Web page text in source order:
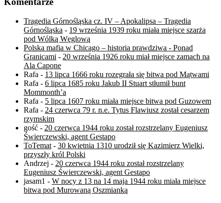
Tragedia Górnośląska cz. IV – Apokalipsa – Tragedia
Górnośląska - 19 września 1939 roku miała miejsce szarża
pod Wólką Węglową
Polska mafia w Chicago – historia prawdziwa - Ponad
Granicami - 20 września 1926 roku miał miejsce zamach na
Ala Capone
Rafa - 13 lipca 1666 roku rozegrała się bitwa pod Mątwami
Rafa - 6 lipca 1685 roku Jakub II Stuart stłumił bunt
Mommonth’a
Rafa - 5 lipca 1607 roku miała miejsce bitwa pod Guzowem
Rafa - 24 czerwca 79 r. n.e. Tytus Flawiusz został cesarzem
rzymskim
gość - 20 czerwca 1944 roku został rozstrzelany Eugeniusz
Świerczewski, agent Gestapo
ToTemat - 30 kwietnia 1310 urodził się Kazimierz Wielki,
przyszły król Polski
Andrzej - 20 czerwca 1944 roku został rozstrzelany
Eugeniusz Świerczewski, agent Gestapo
jasam1 - W nocy z 13 na 14 maja 1944 roku miała miejsce
bitwa pod Murowaną Oszmianką